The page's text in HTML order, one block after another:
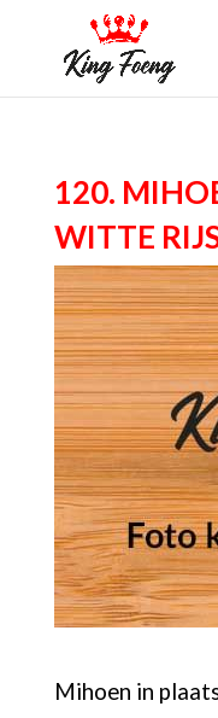
120.
witte
Mihoen in